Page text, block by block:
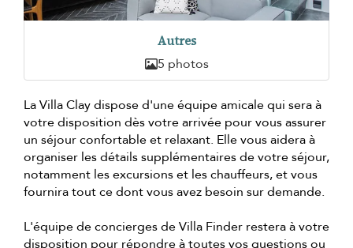
Autres
5 photos
La Villa Clay dispose d'une équipe amicale qui sera à
votre disposition dès votre arrivée pour vous assurer
un séjour confortable et relaxant. Elle vous aidera à
organiser les détails supplémentaires de votre séjour,
notamment les excursions et les chauffeurs, et vous
fournira tout ce dont vous avez besoin sur demande.
L'équipe de concierges de Villa Finder restera à votre
disposition pour répondre à toutes vos questions ou